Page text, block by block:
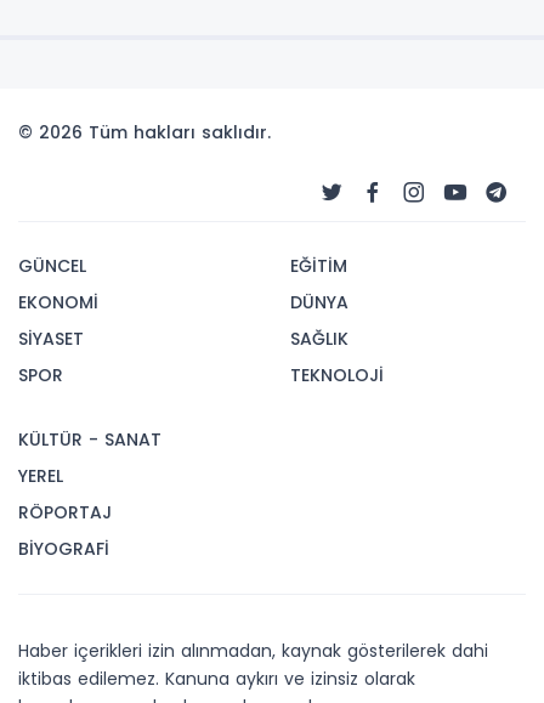
© 2026 Tüm hakları saklıdır.
GÜNCEL
EKONOMİ
SİYASET
SPOR
EĞİTİM
DÜNYA
SAĞLIK
TEKNOLOJİ
KÜLTÜR - SANAT
YEREL
RÖPORTAJ
BİYOGRAFİ
Haber içerikleri izin alınmadan, kaynak gösterilerek dahi
iktibas edilemez. Kanuna aykırı ve izinsiz olarak